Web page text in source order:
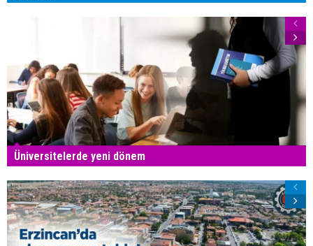
Üniversitelerde yeni dönem